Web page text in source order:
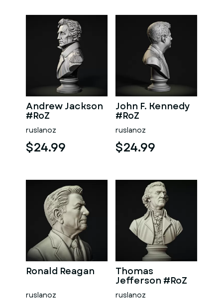
Andrew Jackson
#RoZ
ruslanoz
$24.99
John F. Kennedy
#RoZ
ruslanoz
$24.99
Ronald Reagan
ruslanoz
Thomas
Jefferson #RoZ
ruslanoz